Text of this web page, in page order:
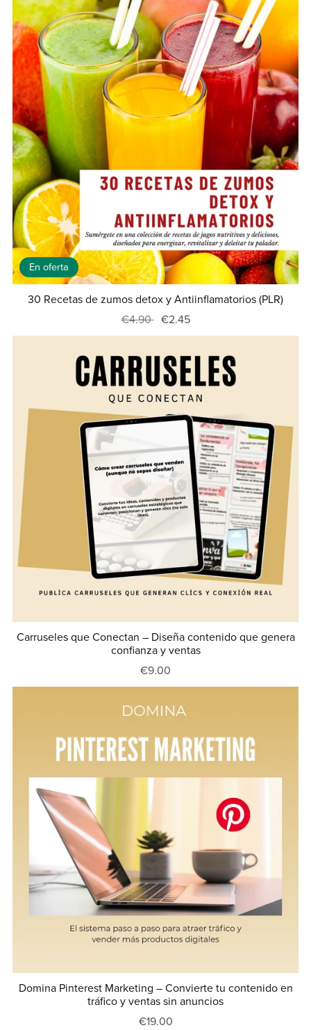
En oferta
30 Recetas de zumos detox y Antiinflamatorios (PLR)
€4.90 €2.45
Carruseles que Conectan – Diseña contenido que genera
confianza y ventas
€9.00
Domina Pinterest Marketing – Convierte tu contenido en
tráfico y ventas sin anuncios
€19.00